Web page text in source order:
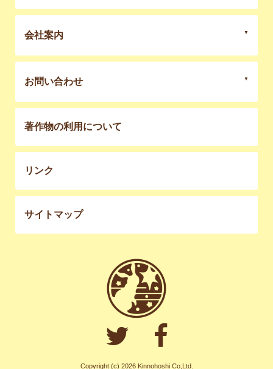
会社案内
お問い合わせ
著作物の利用について
リンク
サイトマップ
Copyright (c) 2026 Kinnohoshi Co,Ltd.